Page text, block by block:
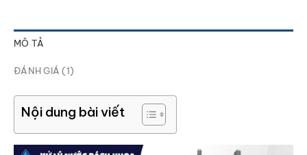
MÔ TẢ
ĐÁNH GIÁ (1)
Nội dung bài viết